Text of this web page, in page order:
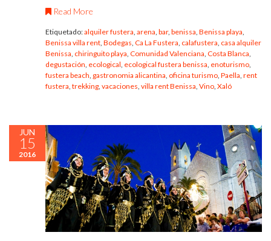
Read More
Etiquetado:alquiler fustera, arena, bar, benissa, Benissa playa,
Benissa villa rent, Bodegas, Ca La Fustera, calafustera, casa alquiler
Benissa, chiringuito playa, Comunidad Valenciana, Costa Blanca,
degustación, ecological, ecological fustera benissa, enoturismo,
fustera beach, gastronomia alicantina, oficina turismo, Paella, rent
fustera, trekking, vacaciones, villa rent Benissa, Vino, Xaló
JUN
15
2016